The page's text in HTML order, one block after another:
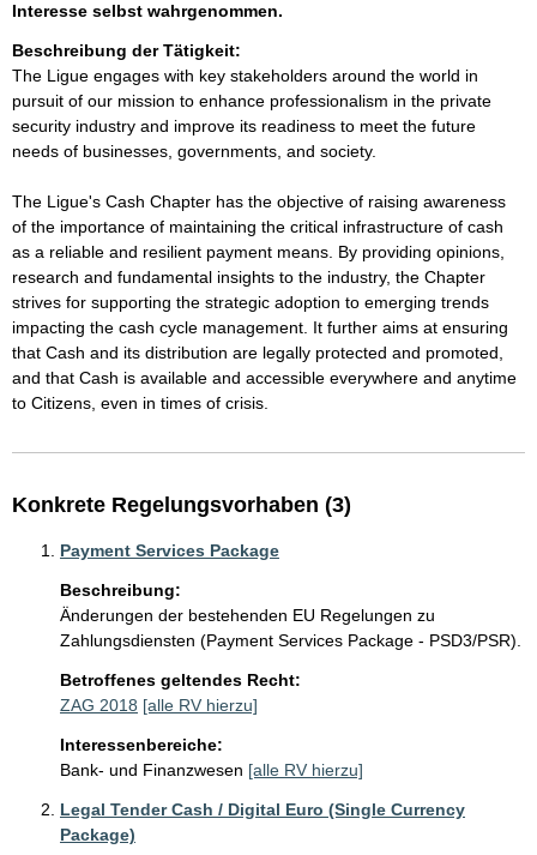
Interesse selbst wahrgenommen.
Beschreibung der Tätigkeit:
The Ligue engages with key stakeholders around the world in
pursuit of our mission to enhance professionalism in the private
security industry and improve its readiness to meet the future
needs of businesses, governments, and society.
The Ligue's Cash Chapter has the objective of raising awareness
of the importance of maintaining the critical infrastructure of cash
as a reliable and resilient payment means. By providing opinions,
research and fundamental insights to the industry, the Chapter
strives for supporting the strategic adoption to emerging trends
impacting the cash cycle management. It further aims at ensuring
that Cash and its distribution are legally protected and promoted,
and that Cash is available and accessible everywhere and anytime
to Citizens, even in times of crisis.
Konkrete Regelungsvorhaben (3)
Payment Services Package
Beschreibung:
Änderungen der bestehenden EU Regelungen zu
Zahlungsdiensten (Payment Services Package - PSD3/PSR).
Betroffenes geltendes Recht:
ZAG 2018 [alle RV hierzu]
Interessenbereiche:
Bank- und Finanzwesen [alle RV hierzu]
Legal Tender Cash / Digital Euro (Single Currency
Package)